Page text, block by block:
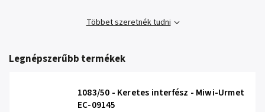
Többet szeretnék tudni
Legnépszerűbb termékek
1083/50 - Keretes interfész - Miwi-Urmet
EC-09145